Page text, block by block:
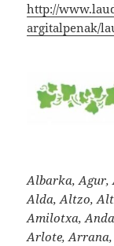
http://
argitalpenak/
Albarka,
Alda, Altzo,
Amilotxa,
Arlote,